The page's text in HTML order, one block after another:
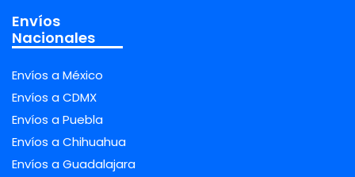
Envíos
Nacionales
Envíos a México
Envíos a CDMX
Envíos a Puebla
Envíos a Chihuahua
Envíos a Guadalajara